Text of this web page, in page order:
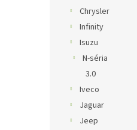
Chrysler
Infinity
Isuzu
N-séria
3.0
Iveco
Jaguar
Jeep